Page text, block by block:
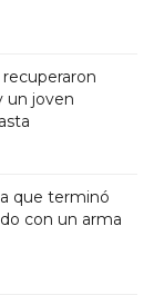
un joven
que terminó
con un arma